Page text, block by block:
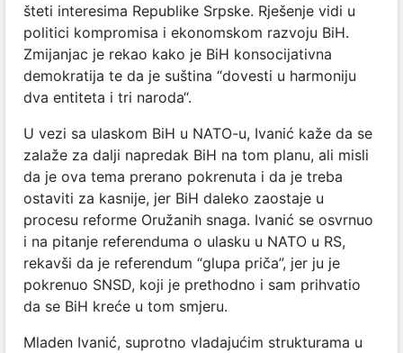
šteti interesima Republike Srpske. Rješenje vidi u
politici kompromisa i ekonomskom razvoju BiH.
Zmijanjac je rekao kako je BiH konsocijativna
demokratija te da je suština “dovesti u harmoniju
dva entiteta i tri naroda“.
U vezi sa ulaskom BiH u NATO-u, Ivanić kaže da se
zalaže za dalji napredak BiH na tom planu, ali misli
da je ova tema prerano pokrenuta i da je treba
ostaviti za kasnije, jer BiH daleko zaostaje u
procesu reforme Oružanih snaga. Ivanić se osvrnuo
i na pitanje referenduma o ulasku u NATO u RS,
rekavši da je referendum “glupa priča”, jer ju je
pokrenuo SNSD, koji je prethodno i sam prihvatio
da se BiH kreće u tom smjeru.
Mladen Ivanić, suprotno vladajućim strukturama u